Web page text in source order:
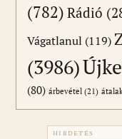
(782) Rádió
Vágatlanul (119)
(3986)
(80) árbevétel (21)
HIRDETÉS